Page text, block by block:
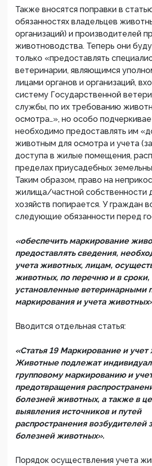
Также вносятся поправки в
обязанностях владельцев
организаций) и производителей
животноводства. Теперь они
только «предоставлять
ветеринарии, являющимся
лицами органов и организаций,
систему Государственной
службы, по их требованию
осмотра…», но особо
необходимо предоставлять им
животным для осмотра и учета
доступа в жилые помещения,
пределах приусадебных
Таким образом, право на
жилища/частной собственности
хозяйств попирается. У граждан
следующие обязанности перед
«обеспечить маркирование
предоставлять сведения,
учета животных, лицам,
животных, по перечню и в сроки,
установленные ветеринарными
маркирования и учета
Вводится отдельная статья:
«Статья 19 Маркирование и
Животные подлежат
групповому маркированию и
предотвращения
болезней животных, а также в
выявления источников и путей
распространения возбудителей
болезней животных».
Порядок осуществления учета